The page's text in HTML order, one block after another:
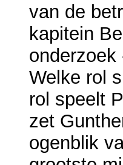
van de
kapitein
Welke rol
rol speelt
zet
ogenblik